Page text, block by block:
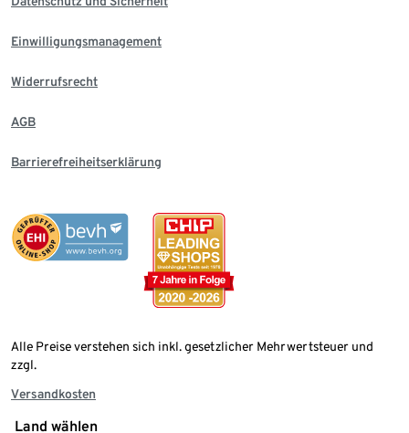
Einwilligungsmanagement
Widerrufsrecht
AGB
Barrierefreiheitserklärung
Alle Preise verstehen sich inkl. gesetzlicher Mehrwertsteuer und
zzgl.
Versandkosten
Land wählen